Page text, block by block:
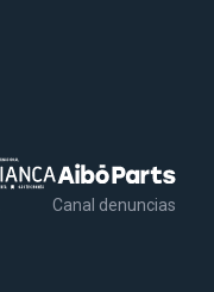
Canal denuncias